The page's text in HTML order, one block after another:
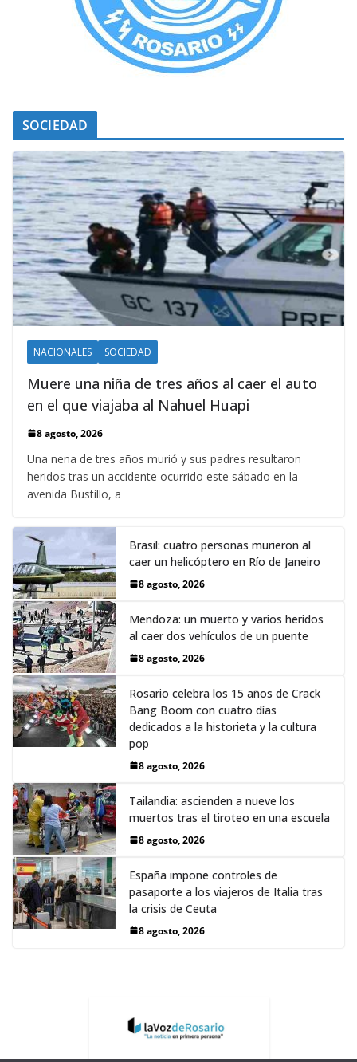
SOCIEDAD
NACIONALES SOCIEDAD
Muere una niña de tres años al caer el auto
en el que viajaba al Nahuel Huapi
8 agosto, 2026
Una nena de tres años murió y sus padres resultaron
heridos tras un accidente ocurrido este sábado en la
avenida Bustillo, a
Brasil: cuatro personas murieron al
caer un helicóptero en Río de Janeiro
8 agosto, 2026
Mendoza: un muerto y varios heridos
al caer dos vehículos de un puente
8 agosto, 2026
Rosario celebra los 15 años de Crack
Bang Boom con cuatro días
dedicados a la historieta y la cultura
pop
8 agosto, 2026
Tailandia: ascienden a nueve los
muertos tras el tiroteo en una escuela
8 agosto, 2026
España impone controles de
pasaporte a los viajeros de Italia tras
la crisis de Ceuta
8 agosto, 2026